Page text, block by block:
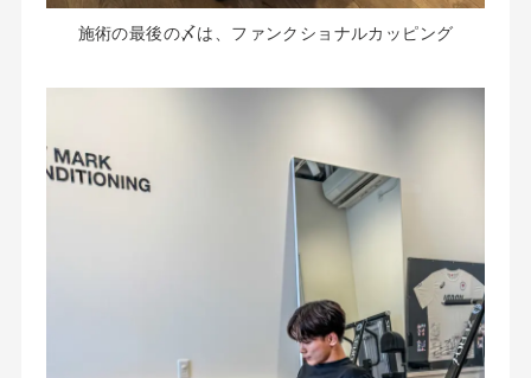
施術の最後の〆は、ファンクショナルカッピング